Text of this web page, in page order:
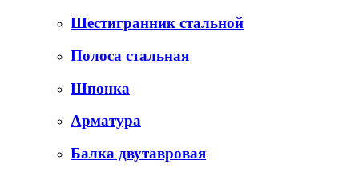
Шестигранник стальной
Полоса стальная
Шпонка
Арматура
Балка двутавровая